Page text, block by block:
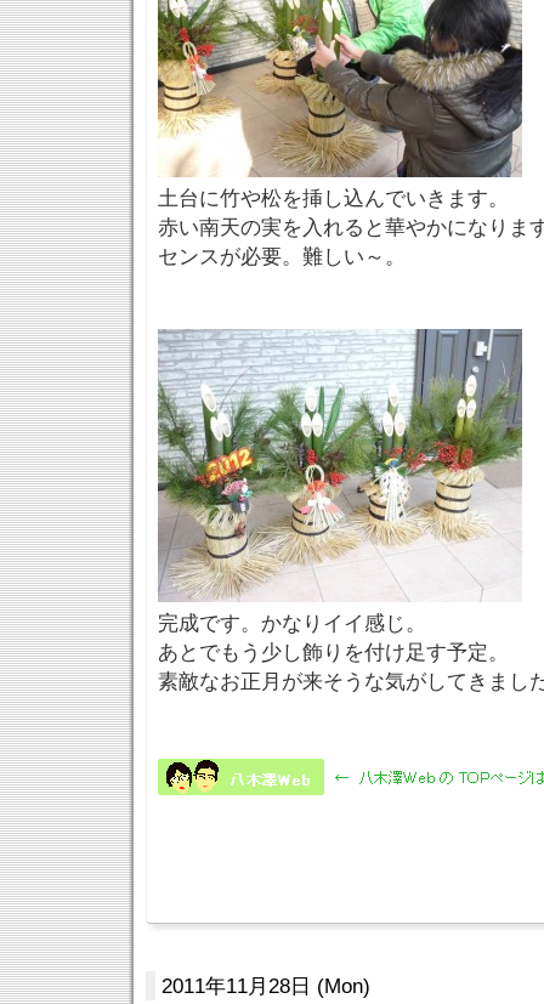
土台に竹や松を挿し込んでいきます。
赤い南天の実を入れると華やかになりま
センスが必要。難しい～。
完成です。かなりイイ感じ。
あとでもう少し飾りを付け足す予定。
素敵なお正月が来そうな気がしてきまし
2011年11月28日 (Mon)